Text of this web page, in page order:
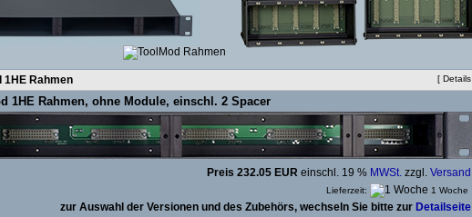
[Details
1HE Rahmen
1HE Rahmen, ohne Module, einschl. 2 Spacer
Preis 232.05 EUReinschl. 19 % MWSt. zzgl.Versand
Lieferzeit: 1 Woche
zur Auswahl der Versionen und des Zubehörs, wechseln Sie bitte zur Detailseite